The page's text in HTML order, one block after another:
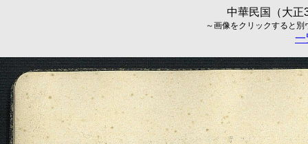
中華民国（大正
～画像をクリックすると
一